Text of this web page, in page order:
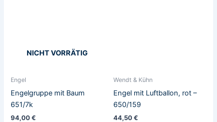
NICHT VORRÄTIG
Engel
Engelgruppe mit Baum
651/7k
94,00€
Wendt & Kühn
Engel mit Luftballon, rot –
650/159
44,50€